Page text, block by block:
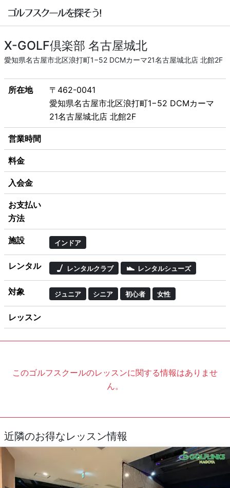
X-GOLF倶楽部 名古屋城北
愛知県名古屋市北区浪打町1−52 DCMカーマ21名古屋城北店 北館2F
所在地
〒462-0041
愛知県名古屋市北区浪打町1−52 DCMカーマ
21名古屋城北店 北館2F
営業時間
料金
入会金
お支払い
方法
施設 インドア
レンタル レンタルクラブ レンタルシューズ
対象 ジュニア シニア 初心者 女性
レッスン
このゴルフスクールのレッスンに関する情報はありませ
ん。
近隣のお得なレッスン情報